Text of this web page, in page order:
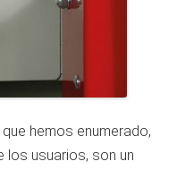
hemos enumerado,
los usuarios, son un